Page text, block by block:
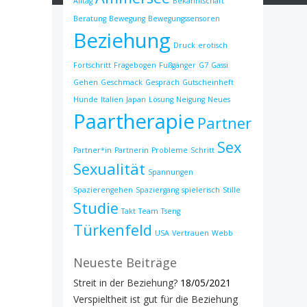
Beratung Bewegung Bewegungssensoren
Beziehung Druck erotisch
Fortschritt Fragebogen Fußgänger G7 Gassi
Gehen Geschmack Gespräch Gutscheinheft
Hunde Italien Japan Lösung Neigung Neues
Paartherapie Partner
Partner*in Partnerin Probleme Schritt Sex
Sexualität Spannungen
Spazierengehen Spaziergang spielerisch Stille
Studie Takt Team Tseng
Türkenfeld USA Vertrauen Webb
Neueste Beiträge
Streit in der Beziehung? 18/05/2021
Verspieltheit ist gut für die Beziehung